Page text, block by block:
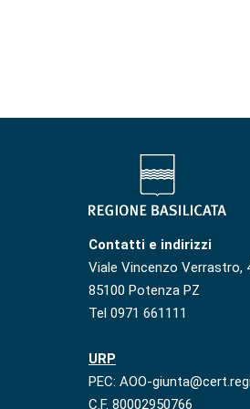
Contatti e indirizzi
Viale Vincenzo Verrastro,
85100 Potenza PZ
Tel 0971 661111
URP
PEC: AOO-
C.F. 80002950766